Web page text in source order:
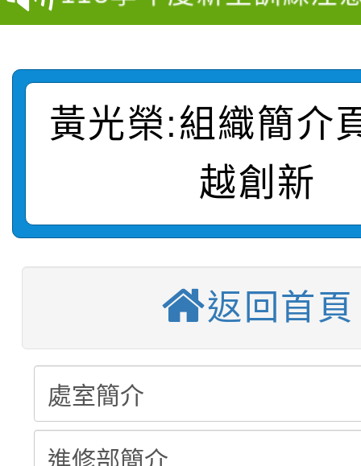
絕-親子共學同樂會」
站幸福系列講座及成長
報，惠請貴機關(學校)
踴躍報名參加
115學年度新生補報到
結果
【甄選結果(第10招)】
學年度第1學期第7次代
結果(第10招)
【甄選結果(第2招)】
學年度第1學期第9次
結果(第2招)
轉知：本市公務人員
9月16日本府B2大禮堂
函轉運動部全民運動
計畫」1 份，請踴躍報
【甄選結果(第9招)】
結果(第9招)
程資訊」、「暑期親子
「祖孫樂淘桃」、「愛
「校園短影音徵選活動
員」簡章及活動海報，
115學年度新生訓練注
黃光榮:組織簡介
越創新
返回首頁